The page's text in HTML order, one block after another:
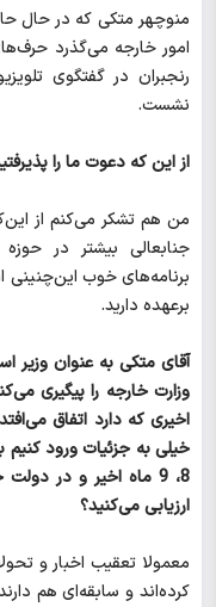
منوچهر متکی که در حال
امور خارجه می‌گذرد
رنجبران در گفتگوی
نشست.
از این که دعوت ما را
من هم تشکر می‌کنم از
جنابعالی بیشتر در
برنامه‌های خوب
برعهده دارید.
آقای متکی به عنوان وزیر
وزارت خارجه را پیگیری
اخیری که دارد اتفاق
خیلی به جزئیات ورود کنیم
8، 9 ماه اخیر و در
ارزیابی می‌کنید؟
معمولا تعقیب اخبار و
کرده‌اند و سابقه‌ای هم